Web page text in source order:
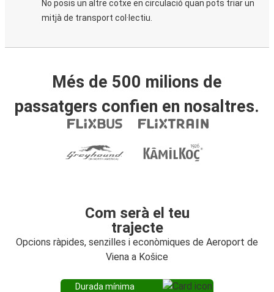
No posis un altre cotxe en circulació quan pots triar un
mitjà de transport col·lectiu.
Més de 500 milions de
passatgers confien en nosaltres.
Com serà el teu
trajecte
Opcions ràpides, senzilles i econòmiques de Aeroport de
Viena a Košice
Durada mínima